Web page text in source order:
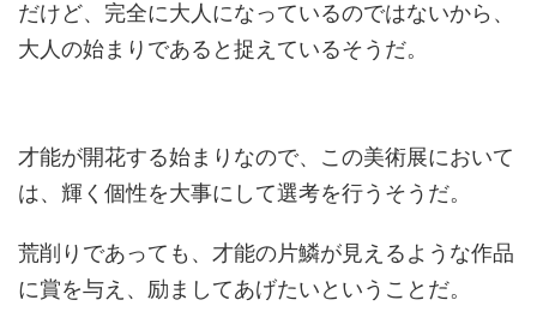
だけど、完全に大人になっているのではないから、
大人の始まりであると捉えているそうだ。
才能が開花する始まりなので、この美術展において
は、輝く個性を大事にして選考を行うそうだ。
荒削りであっても、才能の片鱗が見えるような作品
に賞を与え、励ましてあげたいということだ。